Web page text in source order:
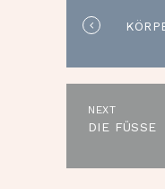
NEXT
post:
DIE FÜSSE